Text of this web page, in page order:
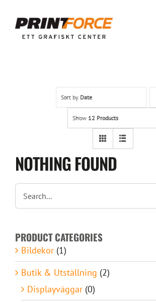
content
INSPIRATION
Om oss
Sort by Date
Show 12 Products
NOTHING FOUND
PRODUCT CATEGORIES
Bildekor (1)
Butik & Utställning (2)
Displayväggar (0)